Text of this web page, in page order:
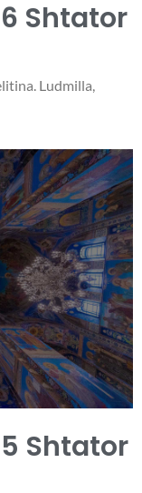
Shtator
Ludmilla,
Shtator